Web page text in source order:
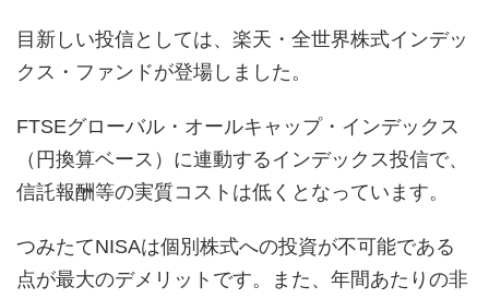
目新しい投信としては、楽天・全世界株式インデッ
クス・ファンドが登場しました。
FTSEグローバル・オールキャップ・インデックス
（円換算ベース）に連動するインデックス投信で、
信託報酬等の実質コストは低くとなっています。
つみたてNISAは個別株式への投資が不可能である
点が最大のデメリットです。また、年間あたりの非